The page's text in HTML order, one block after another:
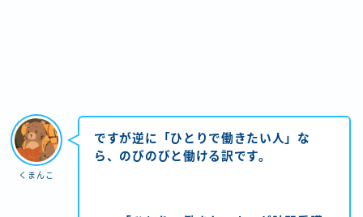
くまんこ
ですが逆に「ひとりで働きたい人」な
ら、のびのびと働ける訳です。